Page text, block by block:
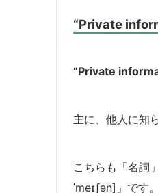
“Private
“Private
主に、他人に知
こちらも「名詞
ˈmeɪʃən]」です。